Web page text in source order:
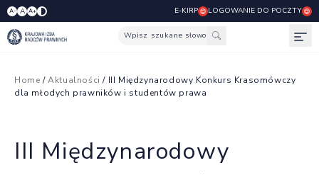
A- A A+ E-KIRP LOGOWANIE DO POCZTY
Wpisz szukane słowo
Home /Aktualności / III Międzynarodowy Konkurs Krasomówczy
dla młodych prawników i studentów prawa
III Międzynarodowy